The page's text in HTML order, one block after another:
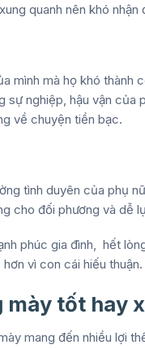
quanh nên khó
mình mà họ khó
sự nghiệp, hậu vận
về chuyện tiền bạc.
tình duyên của phụ
cho đối phương và dễ
phúc gia đình, hết
vì con cái hiếu thuận.
tốt hay
mang đến nhiều lợi